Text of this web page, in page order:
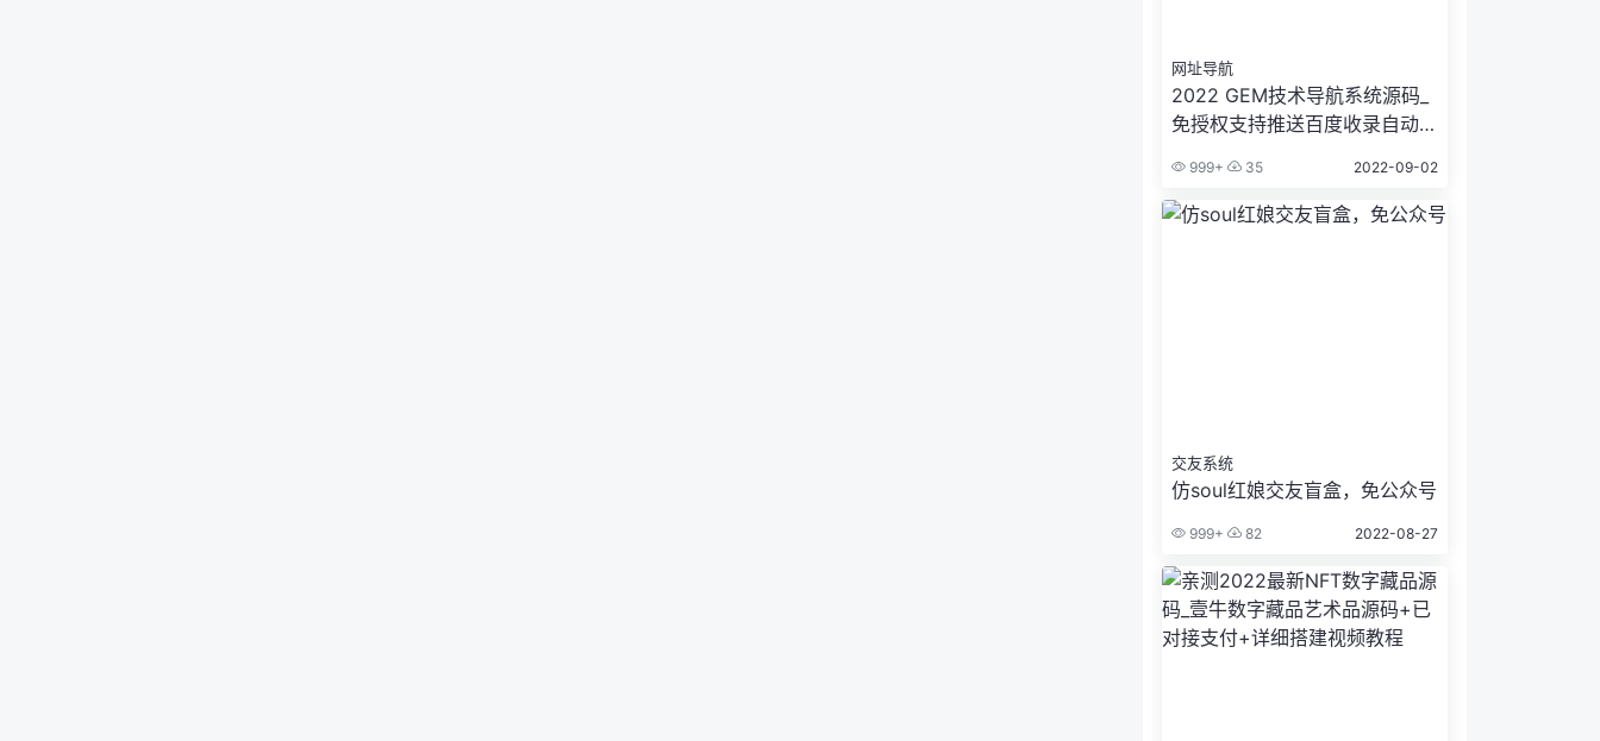
网址导航
2022 GEM技术导航系统源码_
免授权支持推送百度收录自动收
999+ 35 2022-09-02
交友系统
仿soul红娘交友盲盒，免公众号
999+ 82 2022-08-27